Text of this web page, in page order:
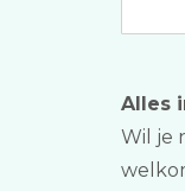
Alles
Wil je